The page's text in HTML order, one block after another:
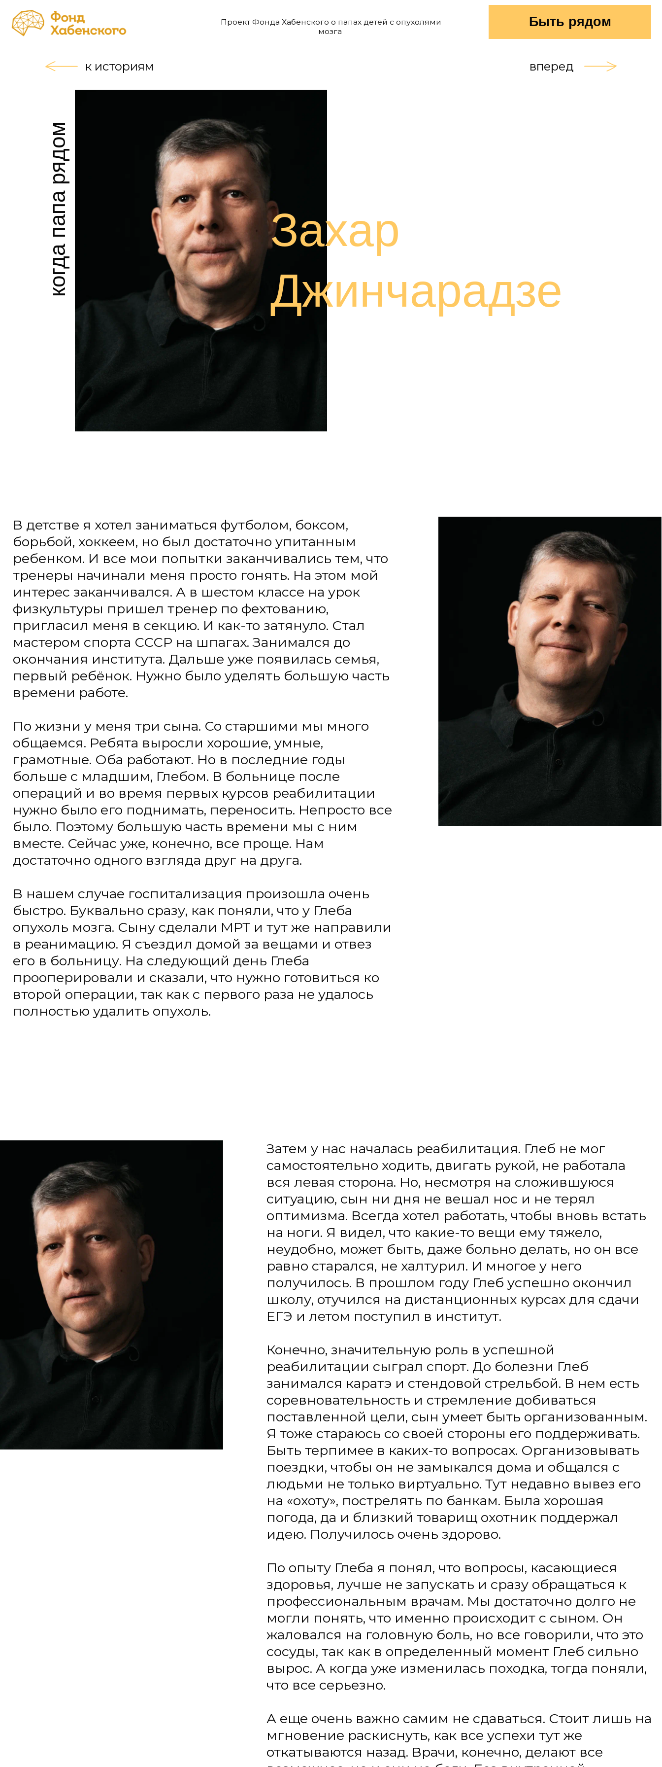
Проект Фонда Хабенского о папах детей с опухолями Быть рядом
Захар
Джинчарадзе
когда папа рядом
вперед
к историям
интерес заканчивался. А в шестом классе на урок
физкультуры пришел тренер по фехтованию,
пригласил меня в секцию. И как-то затянуло. Стал
мастером спорта СССР на шпагах. Занимался до
окончания института. Дальше уже появилась семья,
первый ребёнок. Нужно было уделять большую часть
времени работе.
По жизни у меня три сына. Со старшими мы много
общаемся. Ребята выросли хорошие, умные,
грамотные. Оба работают. Но в последние годы
больше с младшим, Глебом. В больнице после
нужно было его поднимать, переносить. Непросто все
было. Поэтому большую часть времени мы с ним
вместе. Сейчас уже, конечно, все проще. Нам
достаточно одного взгляда друг на друга.
В нашем случае госпитализация произошла очень
быстро. Буквально сразу, как поняли, что у Глеба
опухоль мозга. Сыну сделали МРТ и тут же направили
в реанимацию. Я съездил домой за вещами и отвез
его в больницу. На следующий день Глеба
второй операции, так как с первого раза не удалось
полностью удалить опухоль.
получилось. В прошлом году Глеб успешно окончил
школу, отучился на дистанционных курсах для сдачи
ЕГЭ и летом поступил в институт.
Конечно, значительную роль в успешной
реабилитации сыграл спорт. До болезни Глеб
занимался каратэ и стендовой стрельбой. В нем есть
соревновательность и стремление добиваться
поставленной цели, сын умеет быть организованным.
Я тоже стараюсь со своей стороны его поддерживать.
Быть терпимее в каких-то вопросах. Организовывать
поездки, чтобы он не замыкался дома и общался с
людьми не только виртуально. Тут недавно вывез его
погода, да и близкий товарищ охотник поддержал
идею. Получилось очень здорово.
По опыту Глеба я понял, что вопросы, касающиеся
здоровья, лучше не запускать и сразу обращаться к
профессиональным врачам. Мы достаточно долго не
могли понять, что именно происходит с сыном. Он
жаловался на головную боль, но все говорили, что это
сосуды, так как в определенный момент Глеб сильно
вырос. А когда уже изменилась походка, тогда поняли,
что все серьезно.
А еще очень важно самим не сдаваться. Стоит лишь на
откатываются назад. Врачи, конечно, делают все
возможное, но и они не боги. Без внутренней
поддержки со стороны пациента и родителей им не
справиться.